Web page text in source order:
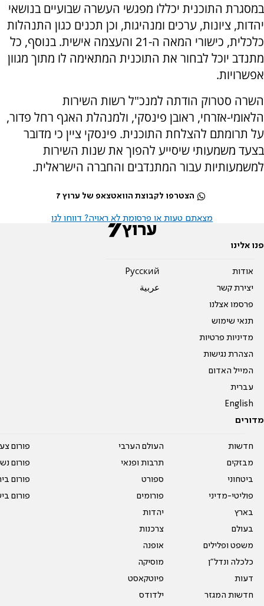
במסגרת התוכנית יכללו מפגשי העשרה שבועיים בנושאי
יהדות, ציונות, ערכים ומנהיגות, וכן תכנים כגון התנהלות
כלכלית, כישורי המאה ה-21 והעצמה אישית. בנוסף, כל
מתנדב יוכל לבחור את התוכנית המתאימה לו מתוך מגוון
אפשרויות.
השרה סטרוק הודתה למנכ"ל רשות השירות
הלאומי-אזרחי, ראובן פינסקי, ולמנהלת האגף רחל פדור,
על תרומתם להצלחת התוכנית. פינסקי ציין כי מדובר
בצעד משמעותי שיסייע להפוך את שנות השירות
למשמעותיות עבור המתנדבים והחברה הישראלית.
הצטרפו לקבוצת הוואטצאפ של ערוץ 7
מצאתם טעות או פרסומת לא ראויה? דווחו לנו
פנו אלינו
אודות
יצירת קשר
פרסמו אצלנו
תנאי שימוש
מדיניות פרטיות
הצהרת נגישות
המייל האדום
עברית
English
Pусский
عربية
מדורים
חדשות
מבזקים
ביטחוני
פוליטי-מדיני
בארץ
בעולם
משפט ופלילים
כלכלה ונדל"ן
דעות
חדשות המגזר
העולם הערבי
תרבות ופנאי
ספורט
פורומים
יהדות
צרכנות
אופנה
מוסיקה
פיוטקאסט
ילדודס
פורום
פורום
פורום
פורום